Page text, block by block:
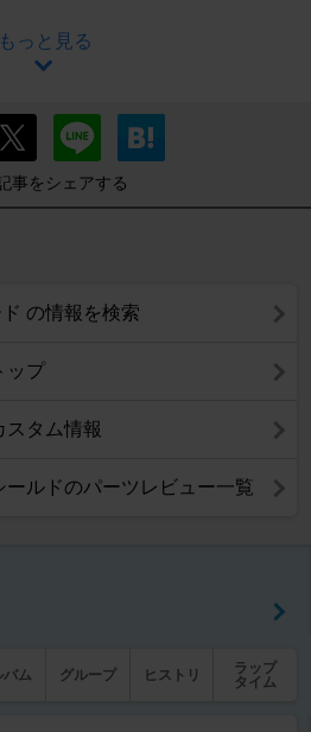
もっと見る
事をシェアする
の情報を検索
ップ
スタム情報
ールドのパーツレビュー一覧
バム グループ ヒストリ
ラップ
タイム